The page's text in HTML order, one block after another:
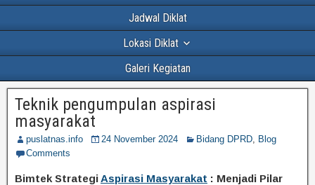
Jadwal Diklat
Lokasi Diklat
Galeri Kegiatan
Teknik pengumpulan aspirasi
masyarakat
puslatnas.info 24 November 2024 Bidang DPRD, Blog
Comments
Bimtek Strategi Aspirasi Masyarakat : Menjadi Pilar